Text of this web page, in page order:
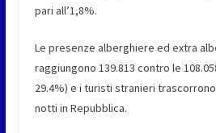
pari all’1,8%.
Le presenze alberghiere ed extra
raggiungono 139.813 contro le
29.4%) e i turisti stranieri
notti in Repubblica.